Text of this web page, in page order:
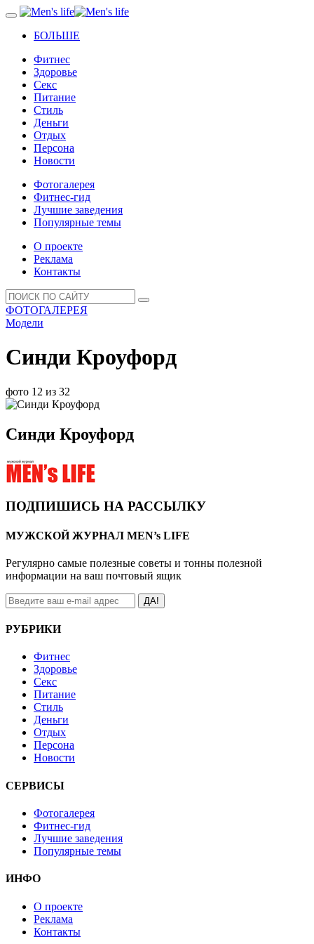
БОЛЬШЕ
Фитнес
Здоровье
Секс
Питание
Стиль
Деньги
Отдых
Персона
Новости
Фотогалерея
Фитнес-гид
Лучшие заведения
Популярные темы
О проекте
Реклама
Контакты
ФОТОГАЛЕРЕЯ
Модели
Синди Кроуфорд
фото 12 из 32
Синди Кроуфорд
ПОДПИШИСЬ НА РАССЫЛКУ
МУЖСКОЙ ЖУРНАЛ MEN’s LIFE
Регулярно самые полезные советы и тонны полезной
информации на ваш почтовый ящик
ДА!
РУБРИКИ
Фитнес
Здоровье
Секс
Питание
Стиль
Деньги
Отдых
Персона
Новости
СЕРВИСЫ
Фотогалерея
Фитнес-гид
Лучшие заведения
Популярные темы
ИНФО
О проекте
Реклама
Контакты